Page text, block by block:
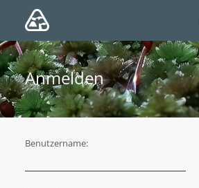
Anmelden
Benutzername: